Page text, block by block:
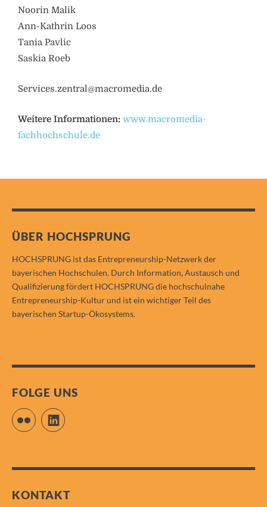
Noorin Malik
Ann-Kathrin Loos
Tania Pavlic
Saskia Roeb
Services.zentral@macromedia.de
Weitere Informationen: www.macromedia-
fachhochschule.de
ÜBER HOCHSPRUNG
HOCHSPRUNG ist das Entrepreneurship-Netzwerk der
bayerischen Hochschulen. Durch Information, Austausch und
Qualifizierung fördert HOCHSPRUNG die hochschulnahe
Entrepreneurship-Kultur und ist ein wichtiger Teil des
bayerischen Startup-Ökosystems.
FOLGE UNS
Flickr LinkedIn
KONTAKT